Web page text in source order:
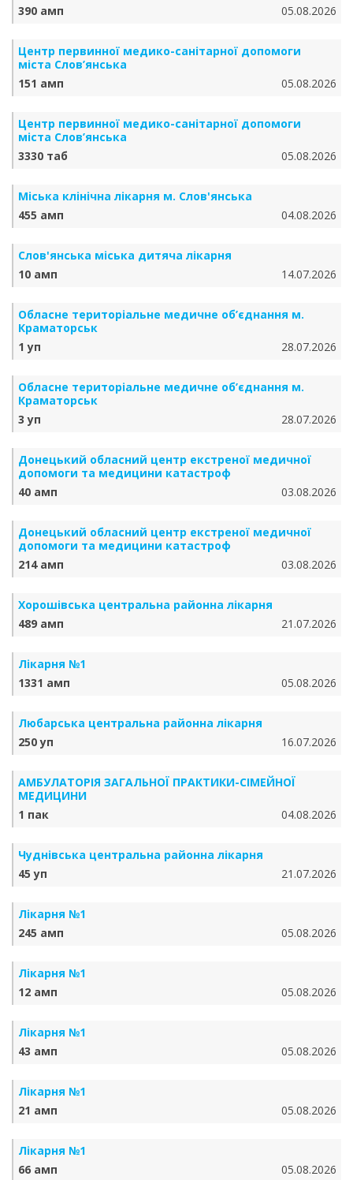
390 амп
05.08.2026
Центр первинної медико-санітарної допомоги
міста Слов’янська
151 амп
05.08.2026
Центр первинної медико-санітарної допомоги
міста Слов’янська
3330 таб
05.08.2026
Міська клінічна лікарня м. Слов'янська
455 амп
04.08.2026
Слов'янська міська дитяча лікарня
10 амп
14.07.2026
Обласне територіальне медичне об’єднання м.
Краматорськ
1 уп
28.07.2026
Обласне територіальне медичне об’єднання м.
Краматорськ
3 уп
28.07.2026
Донецький обласний центр екстреної медичної
допомоги та медицини катастроф
40 амп
03.08.2026
Донецький обласний центр екстреної медичної
допомоги та медицини катастроф
214 амп
03.08.2026
Хорошівська центральна районна лікарня
489 амп
21.07.2026
Лікарня №1
1331 амп
05.08.2026
Любарська центральна районна лікарня
250 уп
16.07.2026
АМБУЛАТОРІЯ ЗАГАЛЬНОЇ ПРАКТИКИ-СІМЕЙНОЇ
МЕДИЦИНИ
1 пак
04.08.2026
Чуднівська центральна районна лікарня
45 уп
21.07.2026
Лікарня №1
245 амп
05.08.2026
Лікарня №1
12 амп
05.08.2026
Лікарня №1
43 амп
05.08.2026
Лікарня №1
21 амп
05.08.2026
Лікарня №1
66 амп
05.08.2026